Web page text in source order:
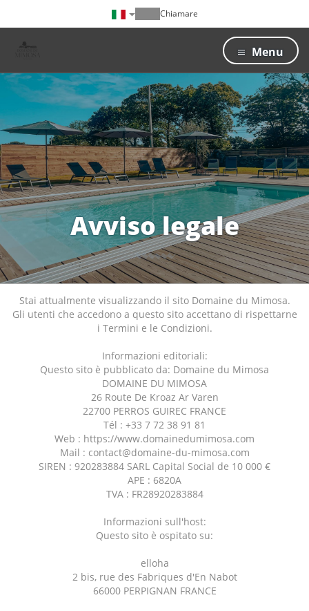
Chiamare
Menu
Avviso legale
Stai attualmente visualizzando il sito Domaine du Mimosa.
Gli utenti che accedono a questo sito accettano di rispettarne
i Termini e le Condizioni.
Informazioni editoriali:
Questo sito è pubblicato da: Domaine du Mimosa
DOMAINE DU MIMOSA
26 Route De Kroaz Ar Varen
22700 PERROS GUIREC FRANCE
Tél : +33 7 72 38 91 81
Web : https://www.domainedumimosa.com
Mail : contact@domaine-du-mimosa.com
SIREN : 920283884 SARL Capital Social de 10 000 €
APE : 6820A
TVA : FR28920283884
Informazioni sull'host:
Questo sito è ospitato su:
elloha
2 bis, rue des Fabriques d'En Nabot
66000 PERPIGNAN FRANCE